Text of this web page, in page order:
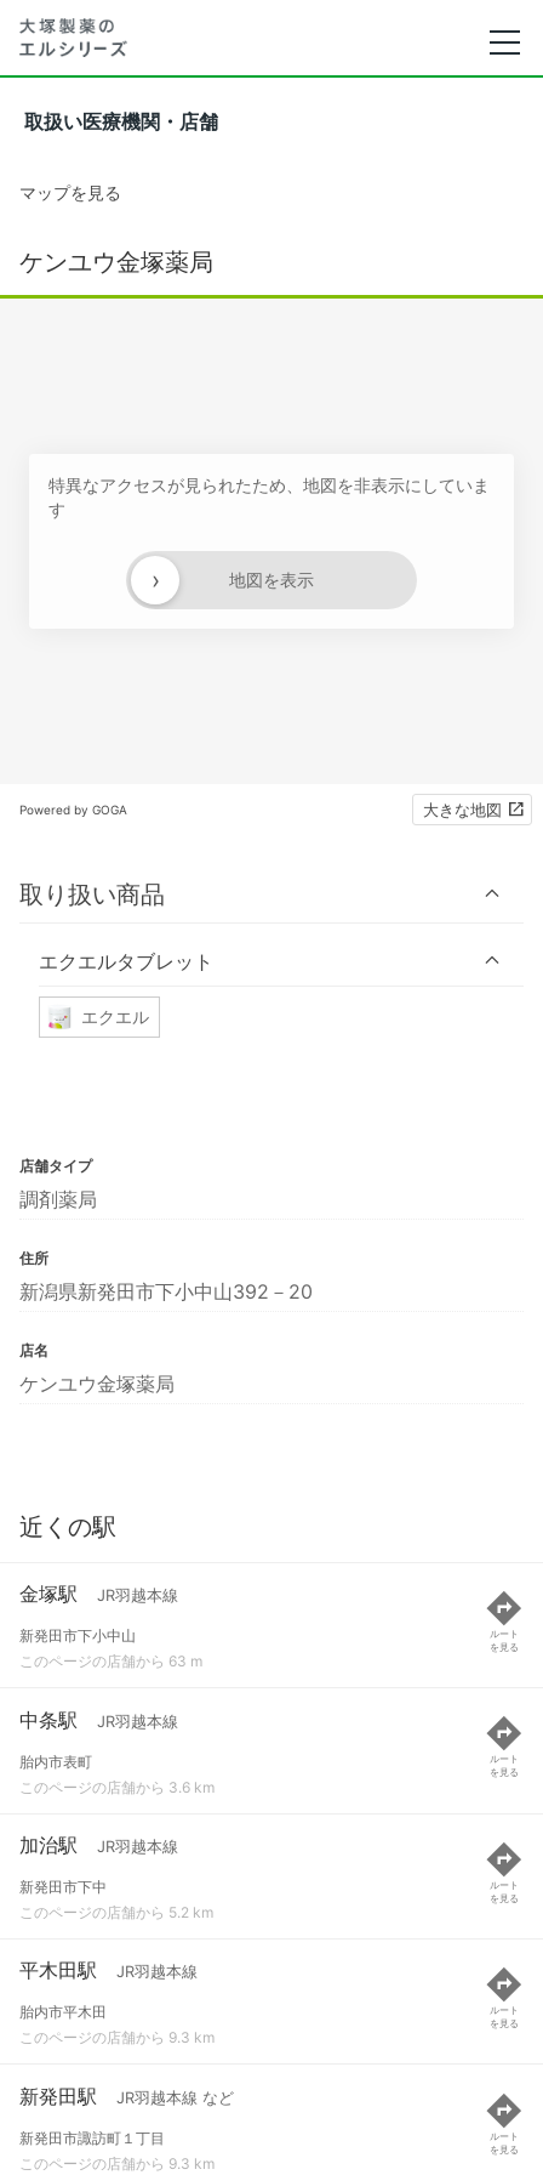
取扱い医療機関・店舗
マップを見る
ケンユウ金塚薬局
特異なアクセスが見られたため、地図を非表示にしていま
す
地図を表示
›
Powered by GOGA 大きな地図
取り扱い商品
エクエルタブレット
エクエル
店舗タイプ
調剤薬局
住所
新潟県新発田市下小中山392－20
店名
ケンユウ金塚薬局
近くの駅
金塚駅 JR羽越本線
新発田市下小中山
このページの店舗から 63 m
ルート
を見る
中条駅 JR羽越本線
胎内市表町
このページの店舗から 3.6 km
ルート
を見る
加治駅 JR羽越本線
新発田市下中
このページの店舗から 5.2 km
ルート
を見る
平木田駅 JR羽越本線
胎内市平木田
このページの店舗から 9.3 km
ルート
を見る
新発田駅 JR羽越本線 など
新発田市諏訪町１丁目
このページの店舗から 9.3 km
ルート
を見る